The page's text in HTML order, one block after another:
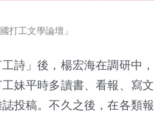
打工文學論壇」
詩」後，楊宏海在調研中，
妹平時多讀書、看報、寫文
投稿。不久之後，在各類報